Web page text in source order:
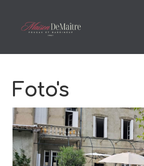
Galerij
Ontdekken
Tarieven
Beschikbaarheid
Contact
Ons verhaal
Foto's